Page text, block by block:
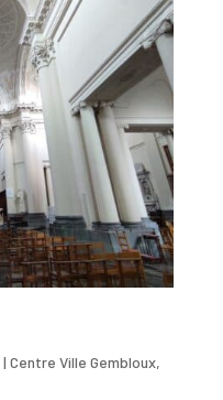
| Centre Ville Gembloux,